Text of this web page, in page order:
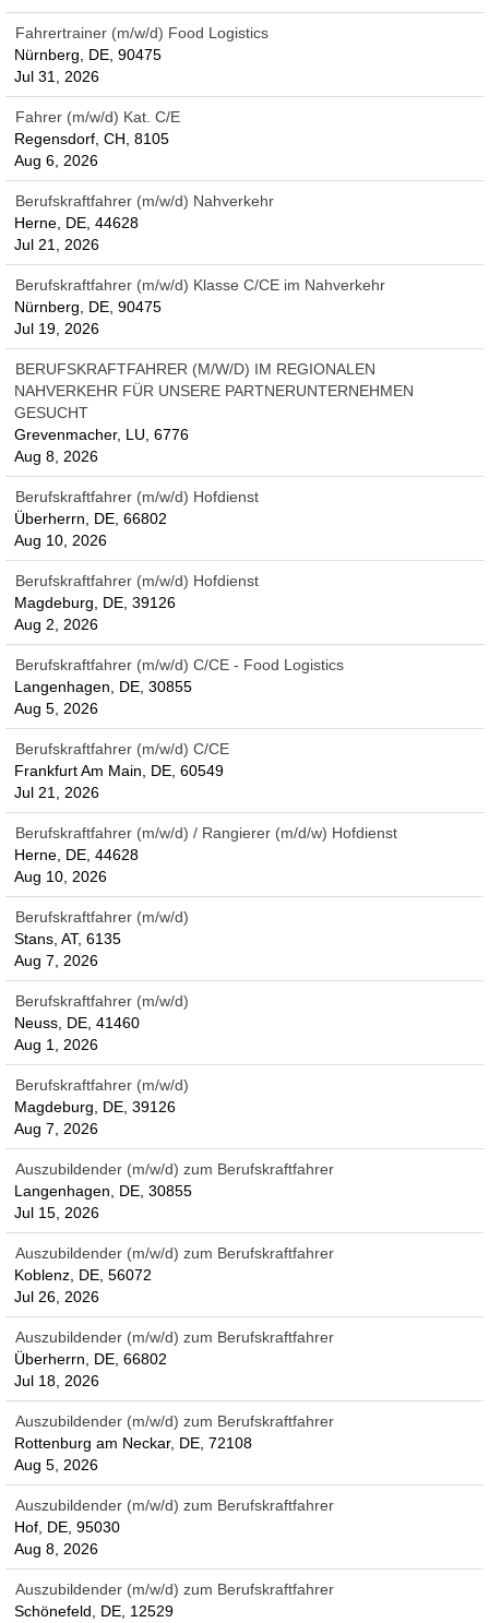
Fahrertrainer (m/w/d) Food Logistics
Nürnberg, DE, 90475
Jul 31, 2026
Fahrer (m/w/d) Kat. C/E
Regensdorf, CH, 8105
Aug 6, 2026
Berufskraftfahrer (m/w/d) Nahverkehr
Herne, DE, 44628
Jul 21, 2026
Berufskraftfahrer (m/w/d) Klasse C/CE im Nahverkehr
Nürnberg, DE, 90475
Jul 19, 2026
BERUFSKRAFTFAHRER (M/W/D) IM REGIONALEN
NAHVERKEHR FÜR UNSERE PARTNERUNTERNEHMEN
GESUCHT
Grevenmacher, LU, 6776
Aug 8, 2026
Berufskraftfahrer (m/w/d) Hofdienst
Überherrn, DE, 66802
Aug 10, 2026
Berufskraftfahrer (m/w/d) Hofdienst
Magdeburg, DE, 39126
Aug 2, 2026
Berufskraftfahrer (m/w/d) C/CE - Food Logistics
Langenhagen, DE, 30855
Aug 5, 2026
Berufskraftfahrer (m/w/d) C/CE
Frankfurt Am Main, DE, 60549
Jul 21, 2026
Berufskraftfahrer (m/w/d) / Rangierer (m/d/w) Hofdienst
Herne, DE, 44628
Aug 10, 2026
Berufskraftfahrer (m/w/d)
Stans, AT, 6135
Aug 7, 2026
Berufskraftfahrer (m/w/d)
Neuss, DE, 41460
Aug 1, 2026
Berufskraftfahrer (m/w/d)
Magdeburg, DE, 39126
Aug 7, 2026
Auszubildender (m/w/d) zum Berufskraftfahrer
Langenhagen, DE, 30855
Jul 15, 2026
Auszubildender (m/w/d) zum Berufskraftfahrer
Koblenz, DE, 56072
Jul 26, 2026
Auszubildender (m/w/d) zum Berufskraftfahrer
Überherrn, DE, 66802
Jul 18, 2026
Auszubildender (m/w/d) zum Berufskraftfahrer
Rottenburg am Neckar, DE, 72108
Aug 5, 2026
Auszubildender (m/w/d) zum Berufskraftfahrer
Hof, DE, 95030
Aug 8, 2026
Auszubildender (m/w/d) zum Berufskraftfahrer
Schönefeld, DE, 12529